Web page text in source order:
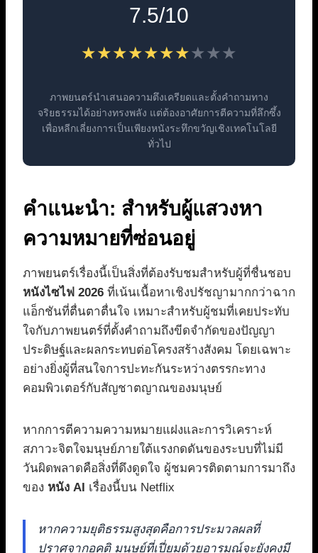
7.5/10
★★★★★★★★★★
ภาพยนตร์นำเสนอความตึงเครียดและตั้งคำถามทาง
จริยธรรมได้อย่างทรงพลัง แต่ต้องอาศัยการตีความที่ลึกซึ้ง
เพื่อหลีกเลี่ยงการเป็นเพียงหนังระทึกขวัญเชิงเทคโนโลยี
ทั่วไป
คำแนะนำ: สำหรับผู้แสวงหา
ความหมายที่ซ่อนอยู่
ภาพยนตร์เรื่องนี้เป็นสิ่งที่ต้องรับชมสำหรับผู้ที่ชื่นชอบ
หนังไซไฟ 2026 ที่เน้นเนื้อหาเชิงปรัชญามากกว่าฉาก
แอ็กชันที่ตื่นตาตื่นใจ เหมาะสำหรับผู้ชมที่เคยประทับ
ใจกับภาพยนตร์ที่ตั้งคำถามถึงขีดจำกัดของปัญญา
ประดิษฐ์และผลกระทบต่อโครงสร้างสังคม โดยเฉพาะ
อย่างยิ่งผู้ที่สนใจการปะทะกันระหว่างตรรกะทาง
คอมพิวเตอร์กับสัญชาตญาณของมนุษย์
หากการตีความความหมายแฝงและการวิเคราะห์
สภาวะจิตใจมนุษย์ภายใต้แรงกดดันของระบบที่ไม่มี
วันผิดพลาดคือสิ่งที่ดึงดูดใจ ผู้ชมควรติดตามการมาถึง
ของ หนัง AI เรื่องนี้บน Netflix
หากความยุติธรรมสูงสุดคือการประมวลผลที่
ปราศจากอคติ มนุษย์ที่เปี่ยมด้วยอารมณ์จะยังคงมี